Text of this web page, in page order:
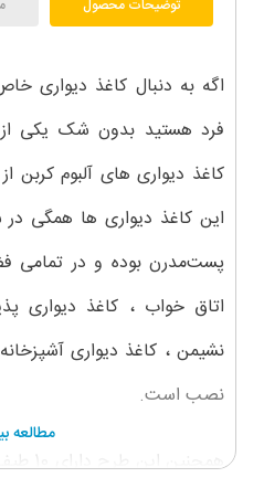
توضیحات محصول
اگه به دنبال کاغذ دیواری
فرد هستید بدون شک یکی
کاغذ دیواری های آلبوم کربن
این کاغذ دیواری ها همگی
پست‌مدرن بوده و در تمامی
اتاق خواب ، کاغذ دیواری
نشیمن ، کاغذ دیواری
نصب است.
مطالعه